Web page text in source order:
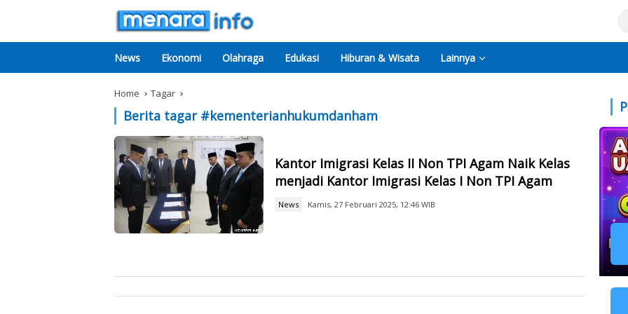
News Ekonomi Olahraga Edukasi Hiburan & Wisata Lainnya
Home Tagar
Berita tagar #kementerianhukumdanham
Kantor Imigrasi Kelas II Non TPI Agam Naik Kelas
menjadi Kantor Imigrasi Kelas I Non TPI Agam
News Kamis, 27 Februari 2025, 12:46 WIB